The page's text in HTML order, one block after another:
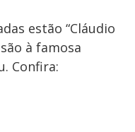
estão “Cláudio
à famosa
Confira: